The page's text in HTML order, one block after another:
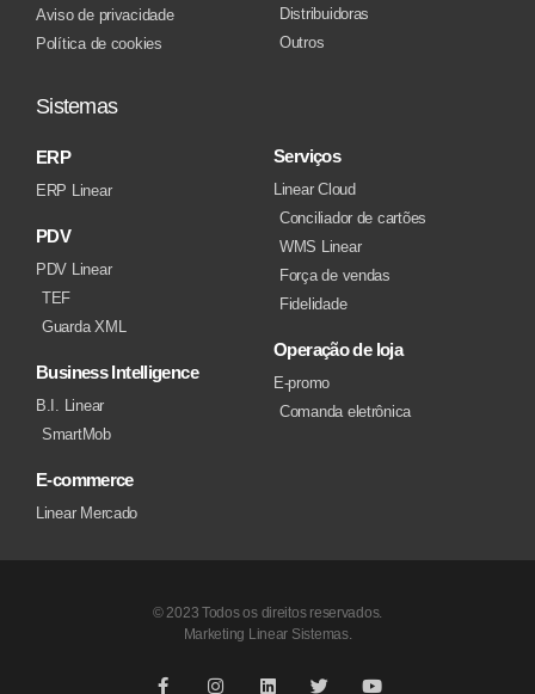
Aviso de privacidade
Política de cookies
Distribuidoras
Outros
Sistemas
ERP
ERP Linear
PDV
PDV Linear
TEF
Guarda XML
Business Intelligence
B.I. Linear
SmartMob
E-commerce
Linear Mercado
Serviços
Linear Cloud
Conciliador de cartões
WMS Linear
Força de vendas
Fidelidade
Operação de loja
E-promo
Comanda eletrônica
© 2023 Todos os direitos reservados.
Marketing Linear Sistemas.